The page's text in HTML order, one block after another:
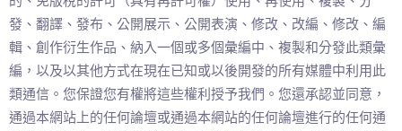
發、翻譯、發布、公開展示、公開表演、修改、改編、修改、編
輯、創作衍生作品、納入一個或多個彙編中、複製和分發此類彙
編，以及以其他方式在現在已知或以後開發的所有媒體中利用此
類通信。您保證您有權將這些權利授予我們。您還承認並同意，
通過本網站上的任何論壇或通過本網站的任何論壇進行的任何通